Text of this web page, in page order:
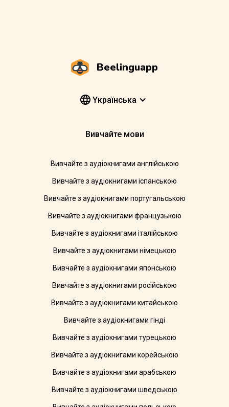
Beelinguapp
Yкраїнська
Вивчайте мови
Вивчайте з аудіокнигами англійською
Вивчайте з аудіокнигами іспанською
Вивчайте з аудіокнигами португальською
Вивчайте з аудіокнигами французькою
Вивчайте з аудіокнигами італійською
Вивчайте з аудіокнигами німецькою
Вивчайте з аудіокнигами японською
Вивчайте з аудіокнигами російською
Вивчайте з аудіокнигами китайською
Вивчайте з аудіокнигами гінді
Вивчайте з аудіокнигами турецькою
Вивчайте з аудіокнигами корейською
Вивчайте з аудіокнигами арабською
Вивчайте з аудіокнигами шведською